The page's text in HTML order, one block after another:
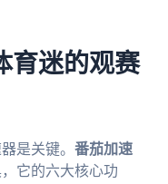
育迷的观赛
是关键。 番茄加速
它的六大核心功